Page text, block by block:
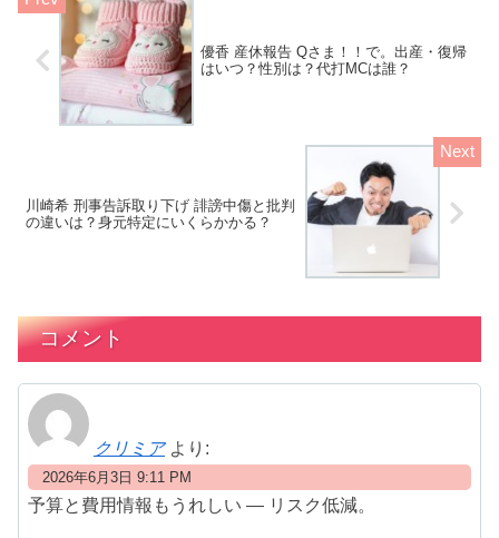
優香 産休報告 Qさま！！で。出産・復帰
はいつ？性別は？代打MCは誰？
川崎希 刑事告訴取り下げ 誹謗中傷と批判
の違いは？身元特定にいくらかかる？
コメント
クリミア より:
2026年6月3日 9:11 PM
予算と費用情報もうれしい — リスク低減。